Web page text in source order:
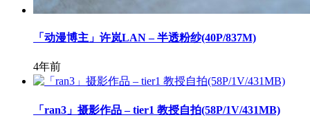
「动漫博主」许岚LAN – 半透粉纱(40P/837M)
4年前
「ran3」摄影作品 – tier1 教授自拍(58P/1V/431MB)